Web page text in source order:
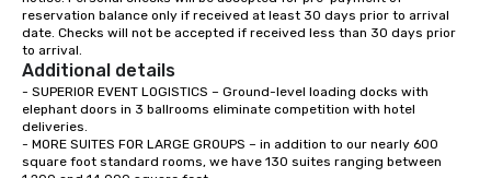
down at each venue
traverse along the
ways to network, but
way to do so. Large Groups Welcome
groups, small or large.
reservation balance only if received at least 30 days prior to arrival
date. Checks will not be accepted if received less than 30 days prior
to arrival.
Additional details
- SUPERIOR EVENT LOGISTICS – Ground-level loading docks with
elephant doors in 3 ballrooms eliminate competition with hotel
deliveries.
- MORE SUITES FOR LARGE GROUPS – in addition to our nearly 600
square foot standard rooms, we have 130 suites ranging between